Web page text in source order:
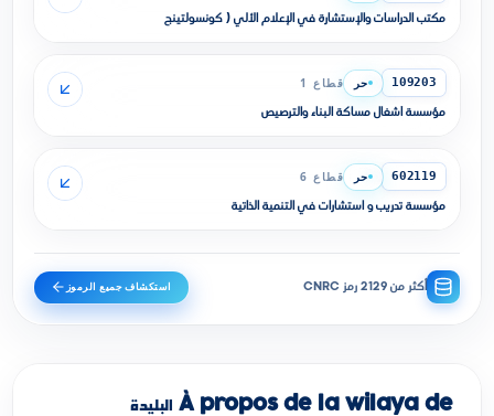
مكتب الدراسات والإستشارة في الإعلام الألي ( كونسولتينج
109203 حر قطاع 1
مؤسسة أشغال مساكة البناء والترصيص
602119 حر قطاع 6
مؤسسة تدريب و استشارات في التنمية الذاتية
أكثر من 2129 رمز CNRC استكشاف جميع الرموز
À propos de la wilaya de البليدة